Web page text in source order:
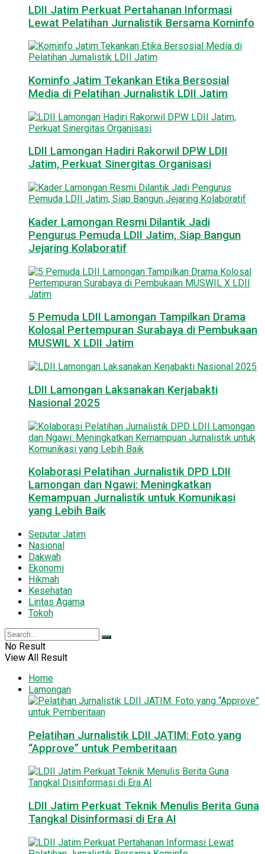
LDII Jatim Perkuat Pertahanan Informasi
Lewat Pelatihan Jurnalistik Bersama Kominfo
Kominfo Jatim Tekankan Etika Bersosial
Media di Pelatihan Jurnalistik LDII Jatim
LDII Lamongan Hadiri Rakorwil DPW LDII
Jatim, Perkuat Sinergitas Organisasi
Kader Lamongan Resmi Dilantik Jadi
Pengurus Pemuda LDII Jatim, Siap Bangun
Jejaring Kolaboratif
5 Pemuda LDII Lamongan Tampilkan Drama
Kolosal Pertempuran Surabaya di Pembukaan
MUSWIL X LDII Jatim
LDII Lamongan Laksanakan Kerjabakti
Nasional 2025
Kolaborasi Pelatihan Jurnalistik DPD LDII
Lamongan dan Ngawi: Meningkatkan
Kemampuan Jurnalistik untuk Komunikasi
yang Lebih Baik
Seputar Jatim
Nasional
Dakwah
Ekonomi
Hikmah
Kesehatan
Lintas Agama
Tokoh
No Result
View All Result
Home
Lamongan
Pelatihan Jurnalistik LDII JATIM: Foto yang
“Approve” untuk Pemberitaan
LDII Jatim Perkuat Teknik Menulis Berita Guna
Tangkal Disinformasi di Era AI